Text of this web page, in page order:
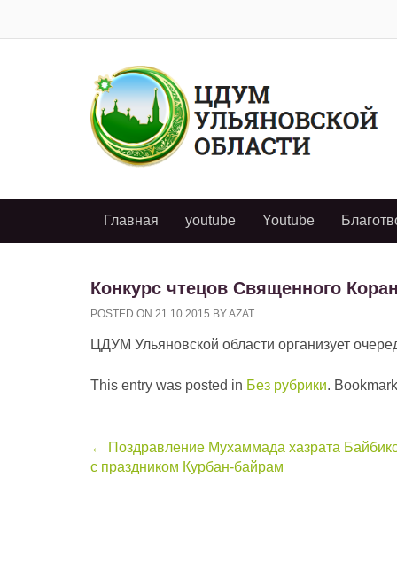
Главная youtube Youtube
Конкурс чтецов Священного
POSTED ON 21.10.2015 BYAZAT
ЦДУМ Ульяновской области организует
This entry was posted in Без рубрики.
Post
← Поздравление Мухаммада хазрата
с праздником Курбан-байрам